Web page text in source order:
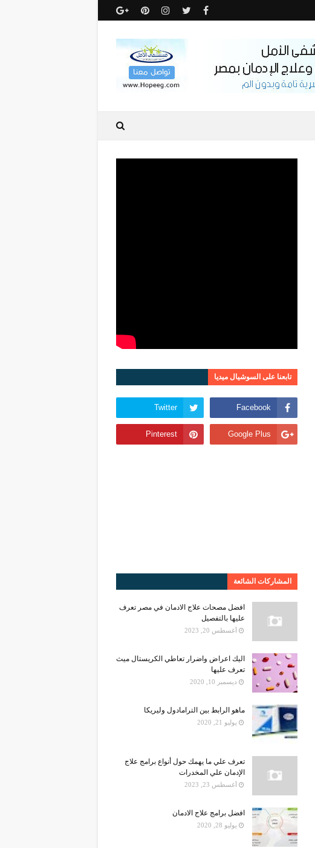
تابعنا على السوشيال ميديا
المشاركات الشائعة
افضل مصحات علاج الادمان في مصر تعرف
عليها بالتفصيل
أغسطس 20, 2023
اليك اعراض واضرار تعاطي الكريستال ميث
تعرف عليها
ديسمبر 10, 2020
ماهو الرابط بين الترامادول وليريكا
يوليو 21, 2020
تعرف علي ما يهمك حول أنواع برامج علاج
الإدمان علي المخدرات
أغسطس 23, 2023
افضل برامج علاج الادمان
يوليو 28, 2020